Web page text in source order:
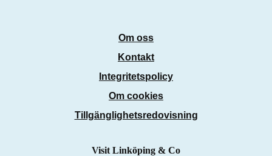
Om oss
Kontakt
Integritetspolicy
Om cookies
Tillgänglighetsredovisning
Visit Linköping & Co